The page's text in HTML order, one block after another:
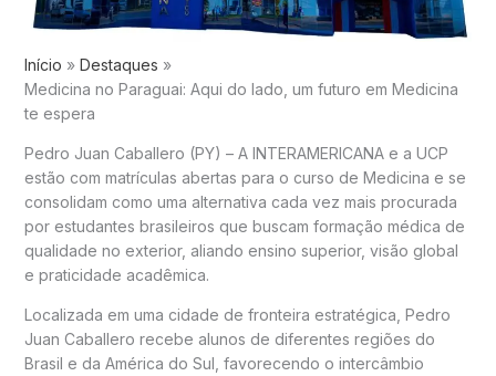
Início
Destaques
Medicina no Paraguai: Aqui do lado, um futuro em Medicina
te espera
Pedro Juan Caballero (PY) – A INTERAMERICANA e a UCP
estão com matrículas abertas para o curso de Medicina e se
consolidam como uma alternativa cada vez mais procurada
por estudantes brasileiros que buscam formação médica de
qualidade no exterior, aliando ensino superior, visão global
e praticidade acadêmica.
Localizada em uma cidade de fronteira estratégica, Pedro
Juan Caballero recebe alunos de diferentes regiões do
Brasil e da América do Sul, favorecendo o intercâmbio